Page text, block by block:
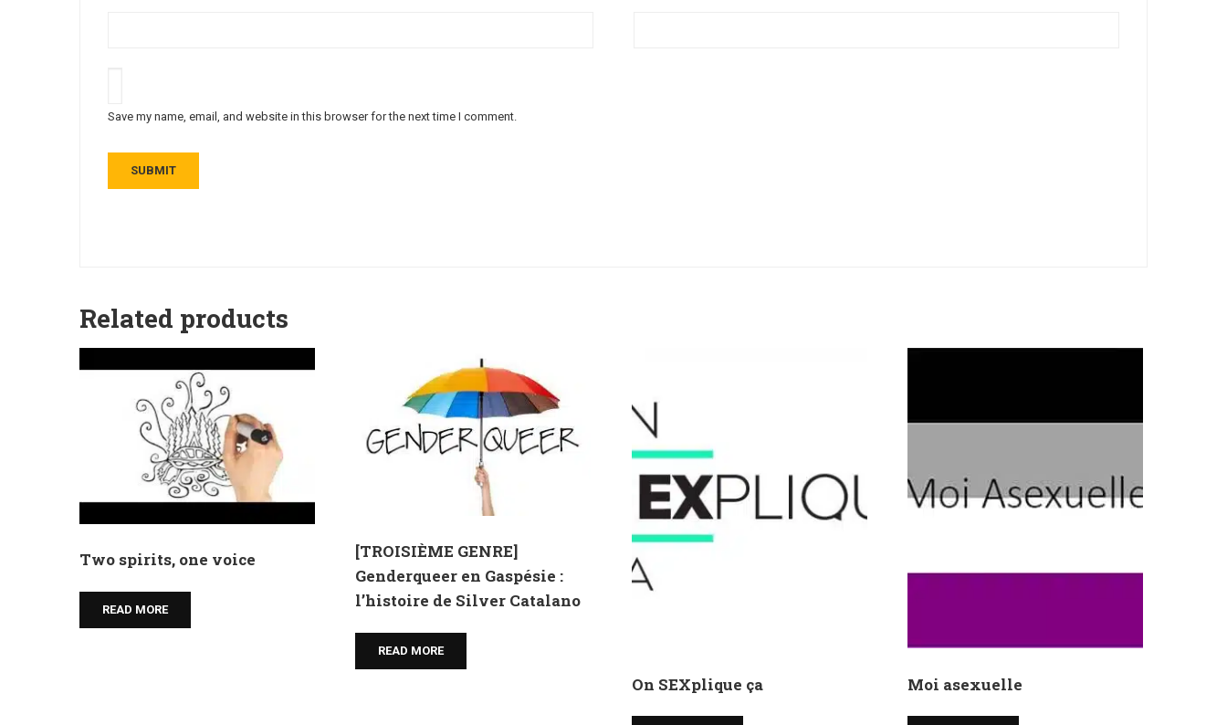
Save my name, email, and website in this browser for the next time I comment.
Related products
Two spirits, one voice
READ MORE
[TROISIÈME GENRE]
Genderqueer en Gaspésie :
l’histoire de Silver Catalano
READ MORE
On SEXplique ça Moi asexuelle